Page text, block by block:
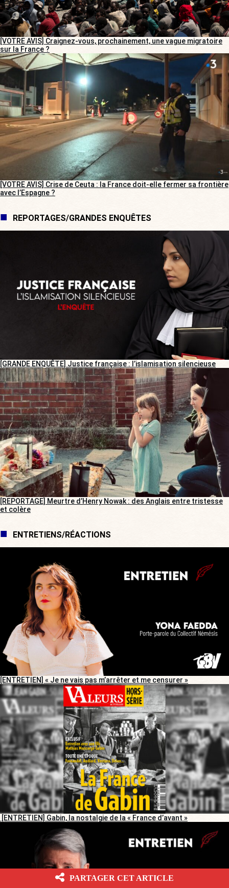
[VOTRE AVIS] Craignez-vous, prochainement, une vague migratoire
sur la France ?
[VOTRE AVIS] Crise de Ceuta : la France doit-elle fermer sa frontière
avec l’Espagne ?
REPORTAGES/GRANDES ENQUÊTES
[GRANDE ENQUÊTE] Justice française : l’islamisation silencieuse
[REPORTAGE] Meurtre d’Henry Nowak : des Anglais entre tristesse
et colère
ENTRETIENS/RÉACTIONS
[ENTRETIEN] « Je ne vais pas m’arrêter et me censurer »
[ENTRETIEN] Gabin, la nostalgie de la « France d’avant »
PARTAGER CET ARTICLE